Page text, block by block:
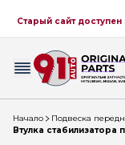
Старый сайт
Начало
Подвеска
Втулка стабилизатора